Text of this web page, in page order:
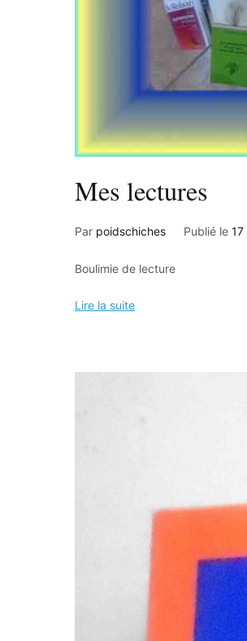
Mes lectures
Par poidschiches Publié le 17
Boulimie de lecture
Lire la suite